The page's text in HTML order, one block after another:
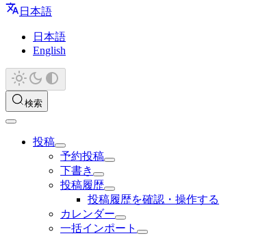
日本語
日本語
English
検索
投稿
予約投稿
下書き
投稿履歴
投稿履歴を確認・操作する
カレンダー
一括インポート